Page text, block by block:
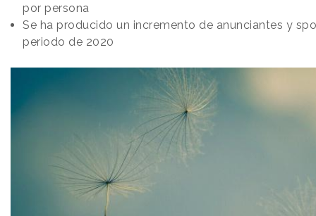
por persona
Se ha producido un incremento de anunciantes y
periodo de 2020